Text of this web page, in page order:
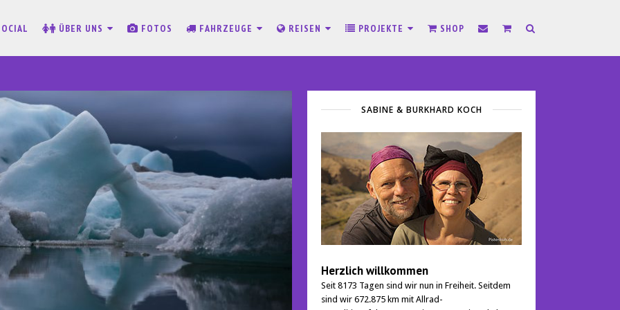
ÜBER UNS FOTOS FAHRZEUGE REISEN PROJEKTE SHOP
SABINE & BURKHARD KOCH
Herzlich willkommen
Seit 8173 Tagen sind wir nun in Freiheit. Seitdem
sind wir 672.875 km mit Allrad-